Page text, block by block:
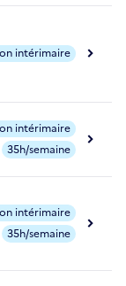
intérimaire
intérimaire
35h/semaine
intérimaire
35h/semaine